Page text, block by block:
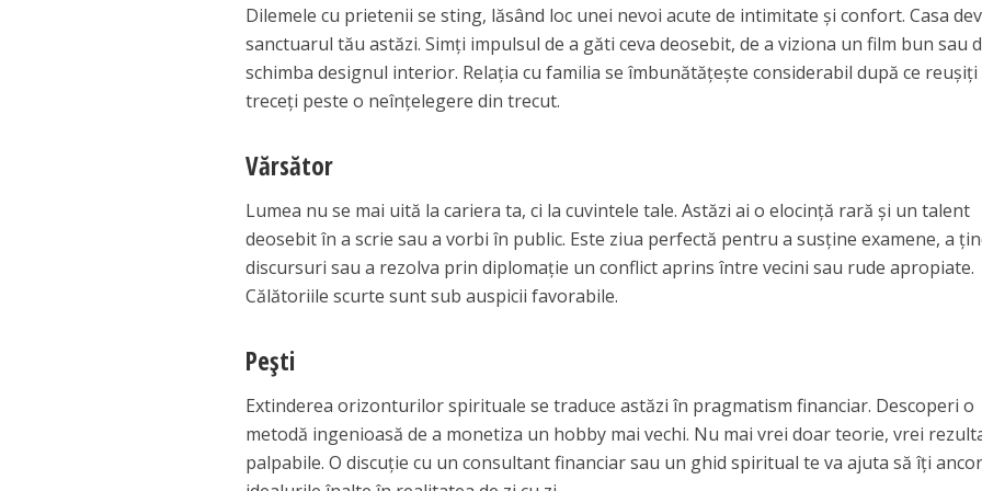
Dilemele cu prietenii se sting, lăsând loc unei nevoi acute de intimitate și confort. Casa
sanctuarul tău astăzi. Simți impulsul de a găti ceva deosebit, de a viziona un film bun sau
schimba designul interior. Relația cu familia se îmbunătățește considerabil după ce reușiți
treceți peste o neînțelegere din trecut.
Vărsător
Lumea nu se mai uită la cariera ta, ci la cuvintele tale. Astăzi ai o elocință rară și un talent
deosebit în a scrie sau a vorbi în public. Este ziua perfectă pentru a susține examene, a
discursuri sau a rezolva prin diplomație un conflict aprins între vecini sau rude apropiate.
Călătoriile scurte sunt sub auspicii favorabile.
Pești
Extinderea orizonturilor spirituale se traduce astăzi în pragmatism financiar. Descoperi o
metodă ingenioasă de a monetiza un hobby mai vechi. Nu mai vrei doar teorie, vrei
palpabile. O discuție cu un consultant financiar sau un ghid spiritual te va ajuta să îți